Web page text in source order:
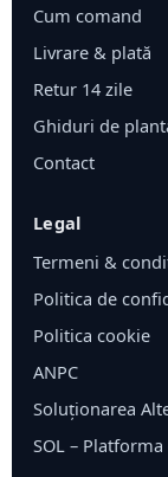
Cum comand
Livrare & plată
Retur 14 zile
Ghiduri de
Contact
Legal
Termeni &
Politica de
Politica cookie
ANPC
Soluționarea
SOL –